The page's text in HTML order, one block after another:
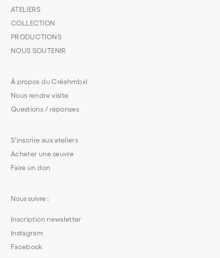
S’inscrire aux ateliers
Acheter une œuvre
Faire un don
À propos du Créahmbxl
Nous rendre visite
Questions / réponses
ATELIERS
COLLECTION
PRODUCTIONS
NOUS SOUTENIR
Nous suivre :
Inscription newsletter
Instagram
Facebook